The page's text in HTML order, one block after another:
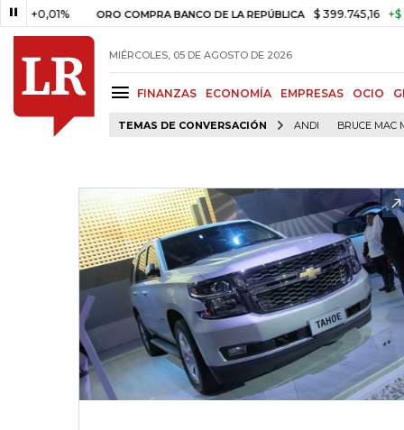
ORO COMPRA BANCO DE LA REPÚBLICA $ 399.745,16 +$ 2.295,71
MIÉRCOLES, 05 DE AGOSTO DE 2026
FINANZAS ECONOMÍA EMPRESAS OCIO
TEMAS DE CONVERSACIÓN ANDI BRUCE MAC